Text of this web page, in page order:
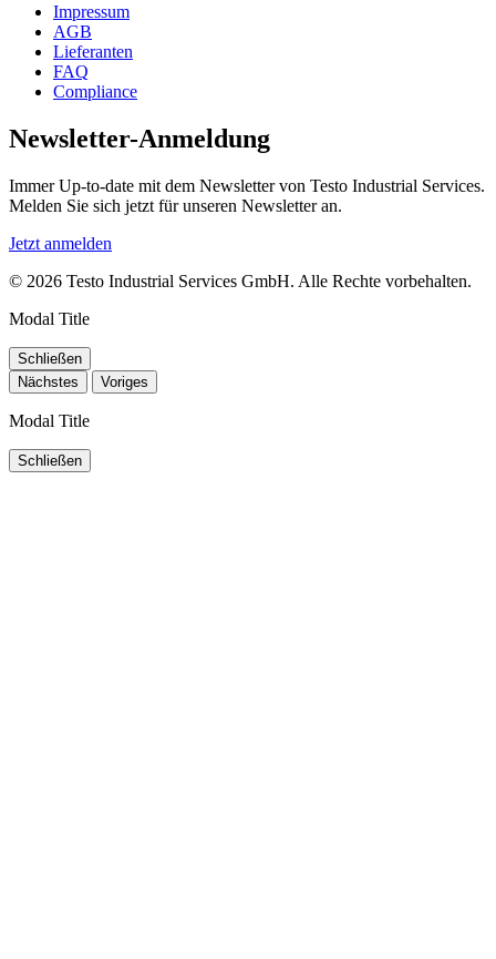
Impressum
AGB
Lieferanten
FAQ
Compliance
Newsletter-Anmeldung
Immer Up-to-date mit dem Newsletter von Testo Industrial Services.
Melden Sie sich jetzt für unseren Newsletter an.
Jetzt anmelden
© 2026 Testo Industrial Services GmbH. Alle Rechte vorbehalten.
Modal Title
Schließen
Nächstes
Voriges
Modal Title
Schließen